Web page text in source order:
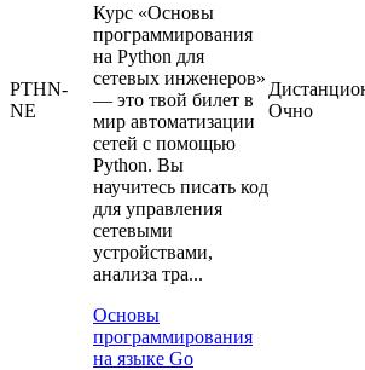
PTHN-
NE
Курс «Основы
программирования
на Python для
сетевых инженеров»
— это твой билет в
мир автоматизации
сетей с помощью
Python. Вы
научитесь писать код
для управления
сетевыми
устройствами,
анализа тра...
Очно
Основы
программирования
на языке Go